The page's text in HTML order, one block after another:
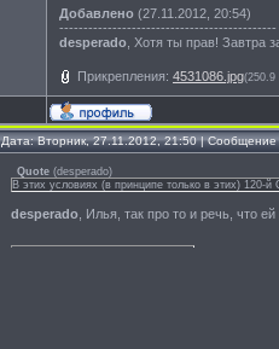
Добавлено (27.11.2012, 20:54)
---------------------------------------------
desperado , Хотя ты прав! Завтра
Прикрепления: 4531086.jpg(250.9
Дата: Вторник, 27.11.2012, 21:50 |
Quote (desperado)
В этих условиях (в принципе только в этих) 120-
desperado , Илья, так про то и речь, что